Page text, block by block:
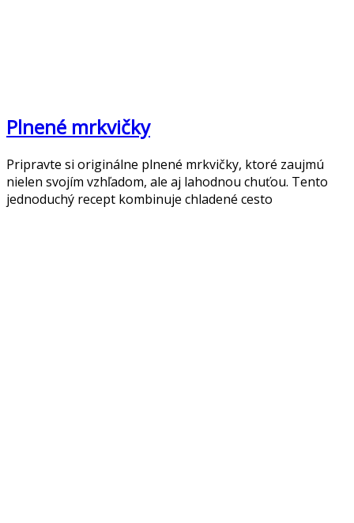
Plnené mrkvičky
Pripravte si originálne plnené mrkvičky, ktoré zaujmú
nielen svojím vzhľadom, ale aj lahodnou chuťou. Tento
jednoduchý recept kombinuje chladené cesto